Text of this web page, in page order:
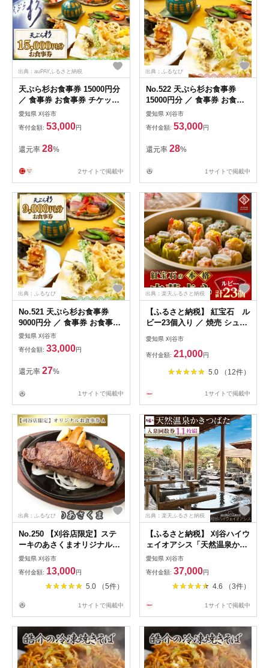
出典：auPAYふるさと納税
天ぷら杉お食事券 15000円分
／ 食事券 お食事券 チケット
お食事 ランチ ディナー てん
ぷら 天婦羅 匠の技 こだわり
食材 揚げたて 一品 会席 記念
日 家族 夫婦 恋人 特別 贈り
物 プレゼント ギフト グルメ
愛知県 刈谷市
寄付金額: 53,000円
還元率 28%
2サイトで掲載中
出典：ふるなび
No.522 天ぷら杉お食事券
15000円分 ／ 食事券 お食事
券 チケット お食事 ランチ デ
ィナー てんぷら 天婦羅 匠の
技 こだわり食材 揚げたて 一
品 会席 記念日 家族 夫婦 恋
人 特別 贈り物 プレゼント ギ
愛知県 刈谷市
寄付金額: 53,000円
還元率 28%
1サイトで掲載中
出典：ふるなび
No.521 天ぷら杉お食事券
9000円分 ／ 食事券 お食事券
チケット お食事 ランチ ディ
ナー てんぷら 天婦羅 匠の技
こだわり食材 揚げたて 一品
会席 記念日 家族 夫婦 恋人
特別 贈り物 プレゼント ギフ
愛知県 刈谷市
寄付金額: 33,000円
還元率 27%
1サイトで掲載中
出典：楽天ふるさと納税
【ふるさと納税】 紅宝石 ル
ビー23個入り ／ 焼売 シュウ
菜 冷凍食品 電子レンジ調理
手作り 台湾シェフ 食べ比べ
県 お中元 母の日 No.169
愛知県 刈谷市
寄付金額: 21,000円
5.0 （12件）
1サイトで掲載中
出典：ふるなび
No.250 【刈谷店限定】ステ
ーキのあさくまオリジナルお
食事券A
愛知県 刈谷市
寄付金額: 13,000円
5.0 （5件）
1サイトで掲載中
出典：楽天ふるさと納税
【ふるさと納税】 刈谷ハイウ
ェイオアシス「天然温泉かき
つばた」入泉回数券 11枚綴
／ 天然温泉 温泉 入泉券 露天
風呂 岩風呂 炭酸泉 高濃度炭
酸 リラックス 日帰り温泉 温
用 癒し 送料無料 愛知県
愛知県 刈谷市
寄付金額: 37,000円
4.6 （3件）
1サイトで掲載中